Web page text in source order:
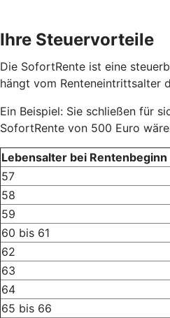
Ihre Steuervorteile
Die SofortRente ist eine
hängt vom Renteneintrittsalter
Ein Beispiel: Sie schließen für
SofortRente von 500 Euro
Lebensalter bei Rentenbeginn
57
58
59
60 bis 61
62
63
64
65 bis 66